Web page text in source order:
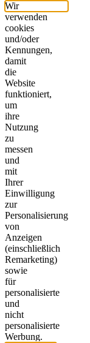
Wir
verwenden
cookies
und/oder
Kennungen,
damit
die
Website
funktioniert,
um
ihre
Nutzung
zu
messen
und
mit
Ihrer
Einwilligung
zur
Personalisierung
von
Anzeigen
(einschließlich
Remarketing)
sowie
für
personalisierte
und
nicht
personalisierte
Werbung.